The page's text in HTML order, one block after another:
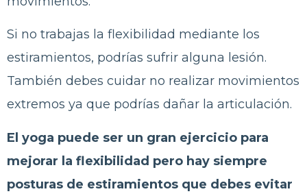
Si no trabajas la flexibilidad mediante los
estiramientos, podrías sufrir alguna lesión.
También debes cuidar no realizar movimientos
extremos ya que podrías dañar la articulación.
El yoga puede ser un gran ejercicio para
mejorar la flexibilidad pero hay siempre
posturas de estiramientos que debes evitar